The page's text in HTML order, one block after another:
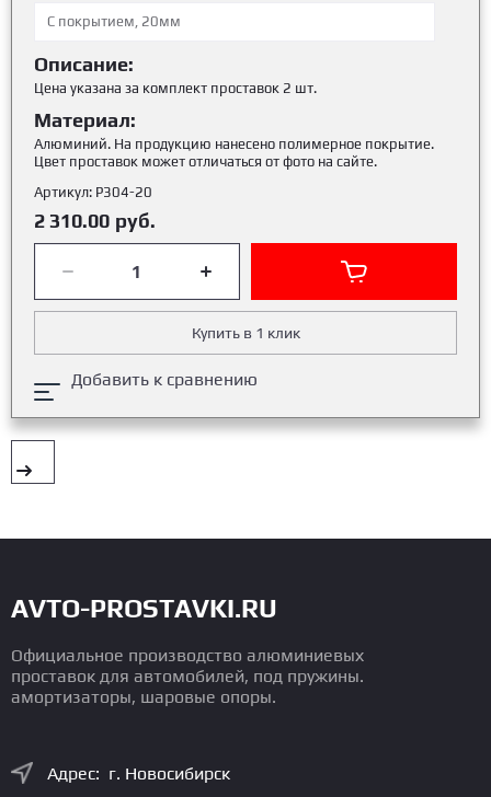
Описание:
Цена указана за комплект проставок 2 шт.
Материал:
Алюминий. На продукцию нанесено полимерное покрытие.
Цвет проставок может отличаться от фото на сайте.
Артикул: Р304-20
2 310.00 руб.
Купить в 1 клик
Добавить к сравнению
AVTO-PROSTAVKI.RU
Официальное производство алюминиевых
проставок для автомобилей, под пружины.
амортизаторы, шаровые опоры.
Адрес: г. Новосибирск